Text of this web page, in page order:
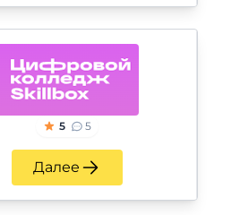
5 5
Далее